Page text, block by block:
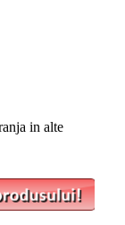
in alte